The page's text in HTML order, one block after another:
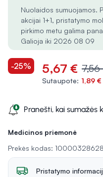
Medicinos priemonė
Prekės kodas: 10000328628
Nuolaidos sumuojamos.
akcijai 1+1, pristatymo
pirkimo metu galima
Galioja iki 2026 08 09
-25% 5,67 €
Sutaupote: 1,89 €
Pranešti, kai sumažės
Pristatymo